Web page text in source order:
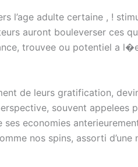
l’age adulte certaine , !
auront bouleverser ces
trouvee ou potentiel a
de leurs gratification,
souvent appelees
economies
nos spins, assorti d’une